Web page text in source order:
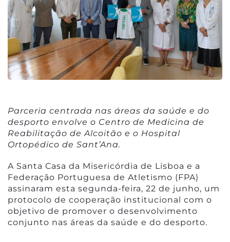
Parceria centrada nas áreas da saúde e do
desporto envolve o Centro de Medicina de
Reabilitação de Alcoitão e o Hospital
Ortopédico de Sant’Ana.
A Santa Casa da Misericórdia de Lisboa e a
Federação Portuguesa de Atletismo (FPA)
assinaram esta segunda-feira, 22 de junho, um
protocolo de cooperação institucional com o
objetivo de promover o desenvolvimento
conjunto nas áreas da saúde e do desporto.